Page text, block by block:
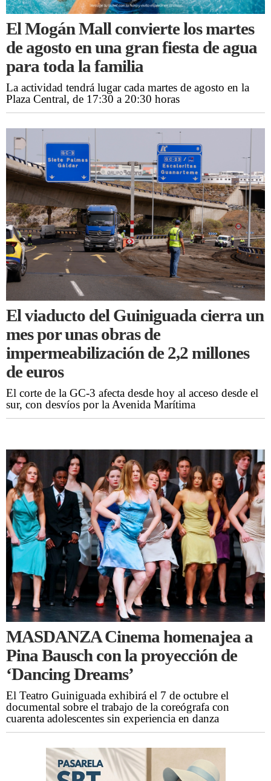
El Mogán Mall convierte los martes
de agosto en una gran fiesta de agua
para toda la familia
La actividad tendrá lugar cada martes de agosto en la
Plaza Central, de 17:30 a 20:30 horas
El viaducto del Guiniguada cierra un
mes por unas obras de
impermeabilización de 2,2 millones
de euros
El corte de la GC-3 afecta desde hoy al acceso desde el
sur, con desvíos por la Avenida Marítima
MASDANZA Cinema homenajea a
Pina Bausch con la proyección de
‘Dancing Dreams’
El Teatro Guiniguada exhibirá el 7 de octubre el
documental sobre el trabajo de la coreógrafa con
cuarenta adolescentes sin experiencia en danza